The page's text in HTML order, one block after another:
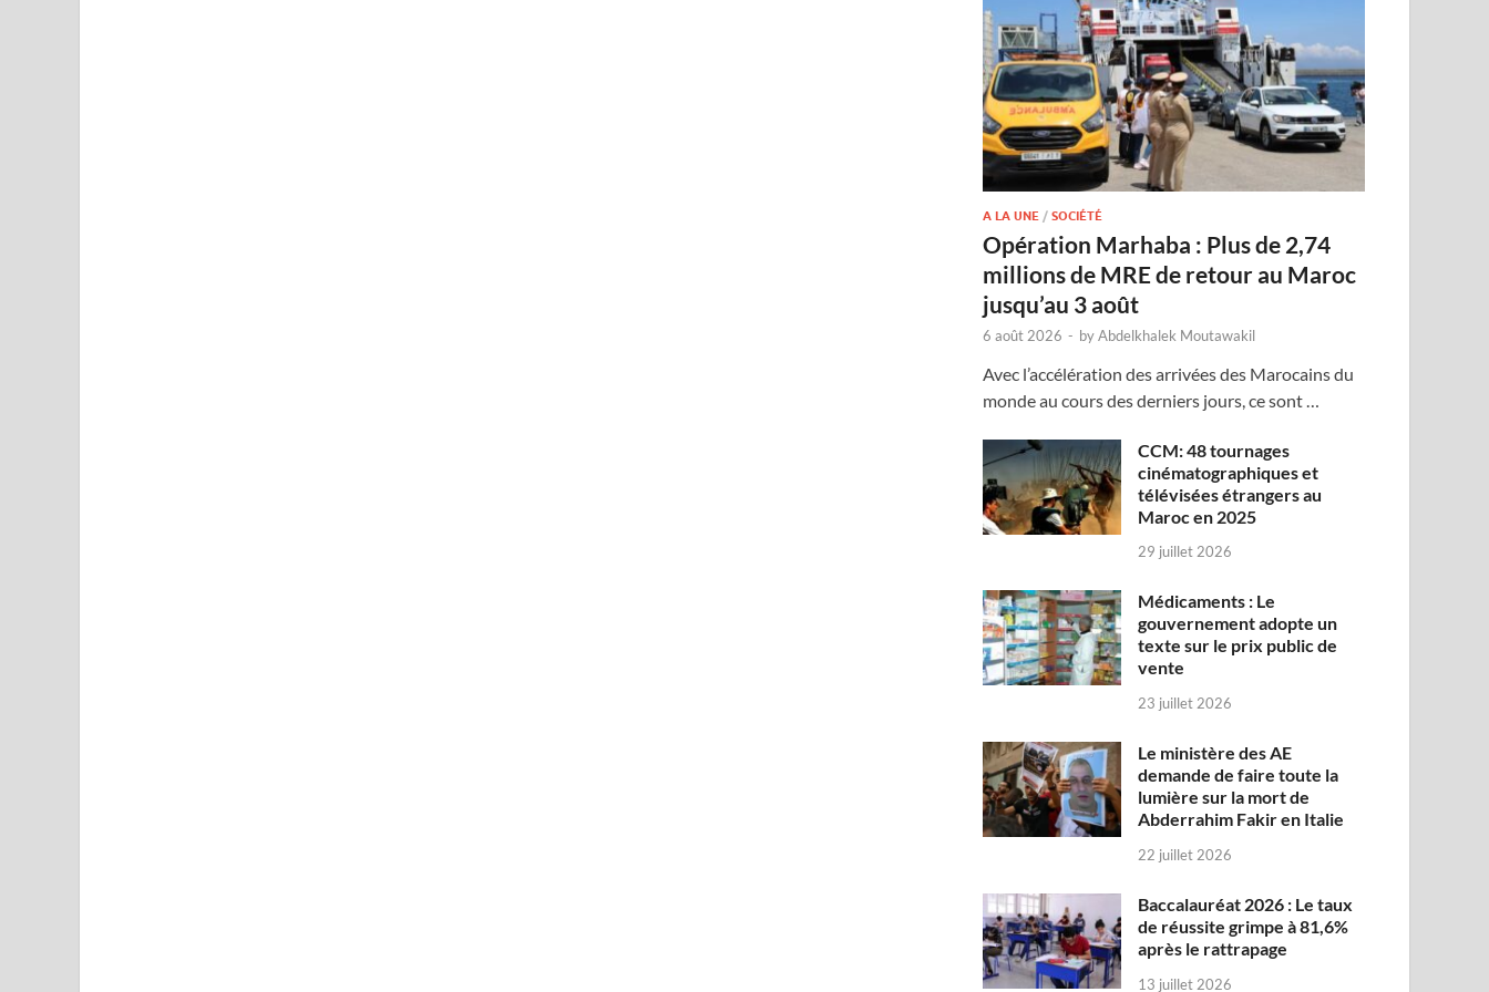
A LA UNE /SOCIÉTÉ
Opération Marhaba : Plus de 2,74
millions de MRE de retour au Maroc
jusqu’au 3 août
6 août 2026 - byAbdelkhalek Moutawakil
Avec l’accélération des arrivées des Marocains du
monde au cours des derniers jours, ce sont …
CCM: 48 tournages
cinématographiques et
télévisées étrangers au
Maroc en 2025
29 juillet 2026
Médicaments : Le
gouvernement adopte un
texte sur le prix public de
vente
23 juillet 2026
Le ministère des AE
demande de faire toute la
lumière sur la mort de
Abderrahim Fakir en Italie
22 juillet 2026
Baccalauréat 2026 : Le taux
de réussite grimpe à 81,6%
après le rattrapage
13 juillet 2026